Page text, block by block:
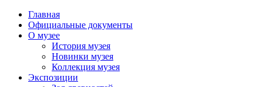
Главная
Официальные документы
О музее
История музея
Новинки музея
Коллекция музея
Экспозиции